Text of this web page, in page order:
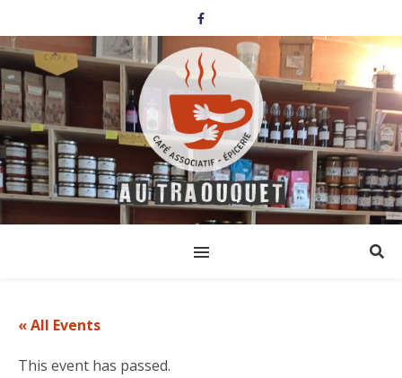
« All Events
This event has passed.